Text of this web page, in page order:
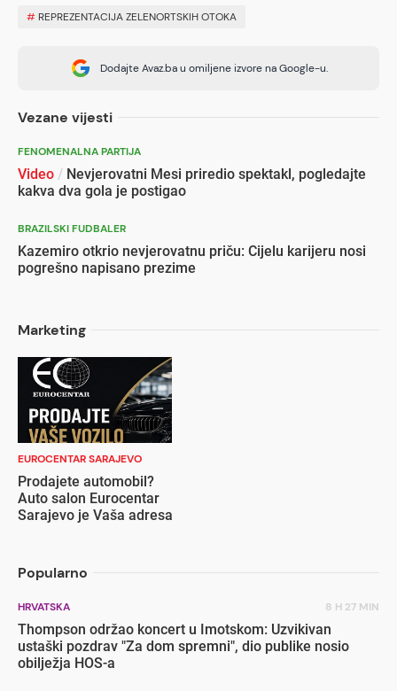
# REPREZENTACIJA ZELENORTSKIH OTOKA
Dodajte Avaz.ba u omiljene izvore na Google-u.
Vezane vijesti
FENOMENALNA PARTIJA
Video / Nevjerovatni Mesi priredio spektakl, pogledajte
kakva dva gola je postigao
BRAZILSKI FUDBALER
Kazemiro otkrio nevjerovatnu priču: Cijelu karijeru nosi
pogrešno napisano prezime
Marketing
EUROCENTAR SARAJEVO
Prodajete automobil?
Auto salon Eurocentar
Sarajevo je Vaša adresa
Popularno
HRVATSKA 8 H 27 MIN
Thompson održao koncert u Imotskom: Uzvikivan
ustaški pozdrav "Za dom spremni", dio publike nosio
obilježja HOS-a